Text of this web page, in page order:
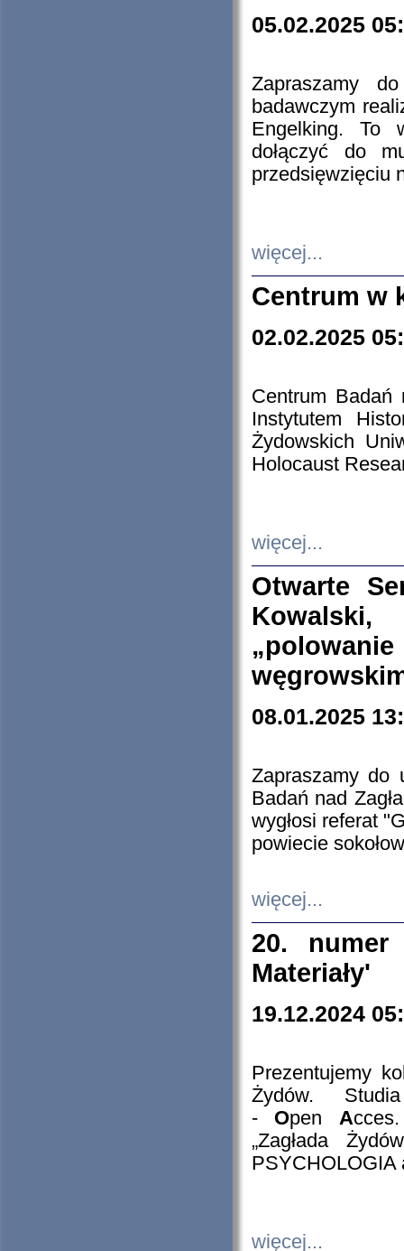
05.02.2025
Zapraszamy
badawczym
Engelking. To
dołączyć do
przedsięwzięciu
więcej...
Centrum w
02.02.2025
Centrum Badań
Instytutem
Żydowskich
Holocaust
więcej...
Otwarte
08.01.2025
Zapraszamy do
Badań nad
wygłosi referat
powiecie
więcej...
20. numer
Materiały'
19.12.2024
Prezentujemy
Żydów.
- Open A
„Zagłada
PSYCHOLOGIA
więcej...